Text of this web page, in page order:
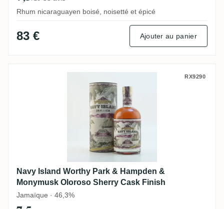
Rhum nicaraguayen boisé, noisetté et épicé
83 € Ajouter au panier
Navy Island Worthy Park & Hampden &
RX9290
Navy Island Worthy Park & Hampden &
Monymusk Oloroso Sherry Cask Finish
Jamaïque · 46,3%